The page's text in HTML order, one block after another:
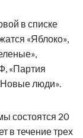
в списке
«Яблоко»,
«Партия
люди».
состоятся 20
в течение трех